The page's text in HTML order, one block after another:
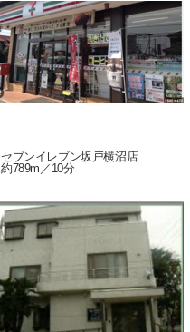
セブンイレブン坂戸横沼店
約789m／10分